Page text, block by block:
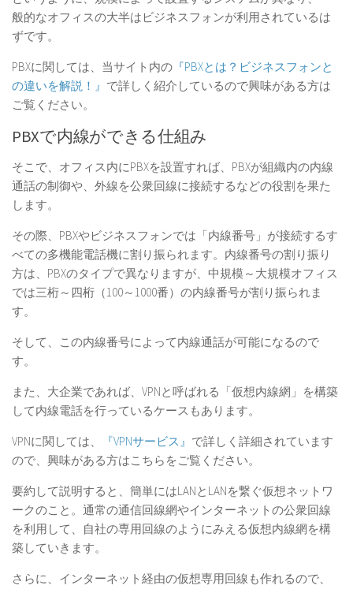
般的なオフィスの大半はビジネスフォンが利用されているは
ずです。
PBXに関しては、当サイト内の 『PBXとは？ビジネスフォンと
の違いを解説！』 で詳しく紹介しているので興味がある方は
ご覧ください。
PBXで内線ができる仕組み
そこで、オフィス内にPBXを設置すれば、PBXが組織内の内線
通話の制御や、外線を公衆回線に接続するなどの役割を果た
します。
その際、PBXやビジネスフォンでは「内線番号」が接続するす
べての多機能電話機に割り振られます。内線番号の割り振り
方は、PBXのタイプで異なりますが、中規模～大規模オフィス
では三桁～四桁（100～1000番）の内線番号が割り振られま
す。
そして、 この内線番号によって内線通話が可能になるので
す。
また、大企業であれば、 VPNと呼ばれる「仮想内線網」を構築
して内線電話を行っているケースもあります。
VPNに関しては、 『VPNサービス』 で詳しく詳細されています
ので、興味がある方はこちらをご覧ください。
要約して説明すると、簡単にはLANとLANを繋ぐ仮想ネットワ
ークのこと。通常の通信回線網やインターネットの公衆回線
を利用して、自社の専用回線のようにみえる仮想内線網を構
築していきます。
さらに、インターネット経由の仮想専用回線も作れるので、